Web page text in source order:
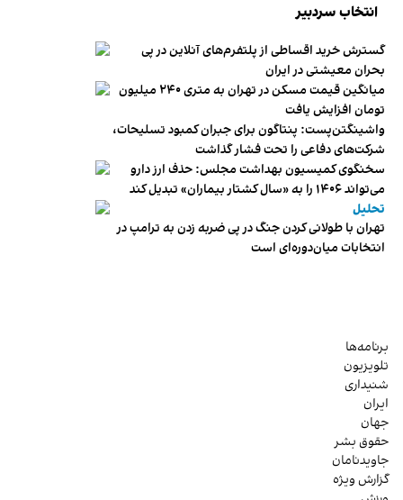
انتخاب سردبیر
گسترش خرید اقساطی از پلتفرم‌های آنلاین در پی
بحران معیشتی در ایران
میانگین قیمت مسکن در تهران به متری ۲۴۰ میلیون
تومان افزایش یافت
واشینگتن‌پست: پنتاگون برای جبران کمبود تسلیحات،
شرکت‌های دفاعی را تحت فشار گذاشت
سخنگوی کمیسیون بهداشت مجلس: حذف ارز دارو
می‌تواند ۱۴۰۶ را به «سال کشتار بیماران» تبدیل کند
تحلیل
تهران با طولانی کردن جنگ در پی ضربه زدن به ترامپ در
انتخابات میان‌دوره‌ای است
برنامه‌ها
تلویزیون
شنیداری
ایران
جهان
حقوق بشر
جاویدنامان
گزارش ویژه